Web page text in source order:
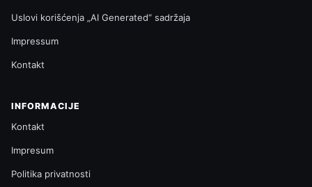
Uslovi korišćenja „AI Generated“ sadržaja
Impressum
Kontakt
INFORMACIJE
Kontakt
Impresum
Politika privatnosti